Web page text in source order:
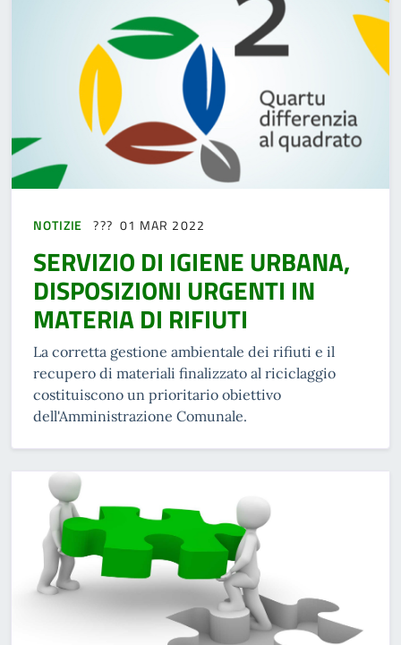
NOTIZIE 01 MAR 2022
SERVIZIO DI IGIENE URBANA,
DISPOSIZIONI URGENTI IN
MATERIA DI RIFIUTI
La corretta gestione ambientale dei rifiuti e il
recupero di materiali finalizzato al riciclaggio
costituiscono un prioritario obiettivo
dell'Amministrazione Comunale.